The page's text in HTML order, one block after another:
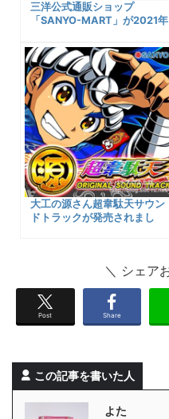
三洋公式通販ショップ
「SANYO-MART」が2021年
グッズが手に入るぞ！！
大工の源さん超韋駄天サウン
ドトラックが発売されまし
Post Share
この記事を書いた人
よた